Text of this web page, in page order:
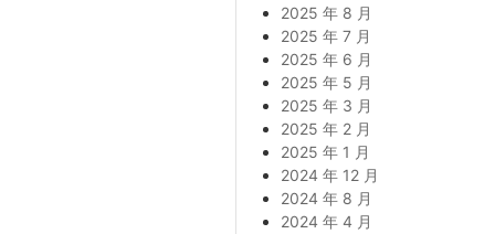
2025 年 8 月
2025 年 7 月
2025 年 6 月
2025 年 5 月
2025 年 3 月
2025 年 2 月
2025 年 1 月
2024 年 12 月
2024 年 8 月
2024 年 4 月